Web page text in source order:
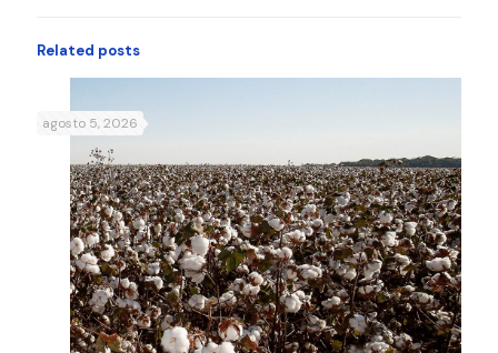
Related posts
agosto 5, 2026